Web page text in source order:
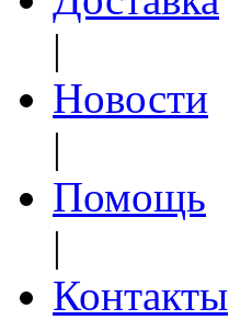
|
Новости
|
Помощь
|
Контакты